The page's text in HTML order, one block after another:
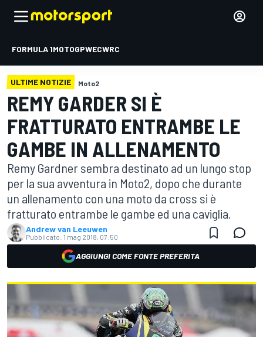
FORMULA 1MOTOGPWECWRC
ULTIME NOTIZIE Moto2
REMY GARDER SI È
FRATTURATO ENTRAMBE LE
GAMBE IN ALLENAMENTO
Remy Gardner sembra destinato ad un lungo stop
per la sua avventura in Moto2, dopo che durante
un allenamento con una moto da cross si è
fratturato entrambe le gambe ed una caviglia.
Andrew van Leeuwen
Pubblicato: 1 mag 2018, 07:50
AGGIUNGI COME FONTE PREFERITA